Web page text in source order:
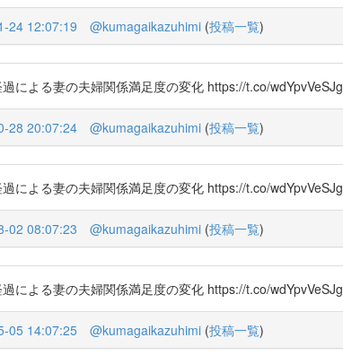
24 12:07:19 @kumagaikazuhimi (投稿一覧)
による妻の夫婦関係満足度の変化 https://t.co/wdYpvVeSJg
28 20:07:24 @kumagaikazuhimi (投稿一覧)
による妻の夫婦関係満足度の変化 https://t.co/wdYpvVeSJg
02 08:07:23 @kumagaikazuhimi (投稿一覧)
による妻の夫婦関係満足度の変化 https://t.co/wdYpvVeSJg
05 14:07:25 @kumagaikazuhimi (投稿一覧)